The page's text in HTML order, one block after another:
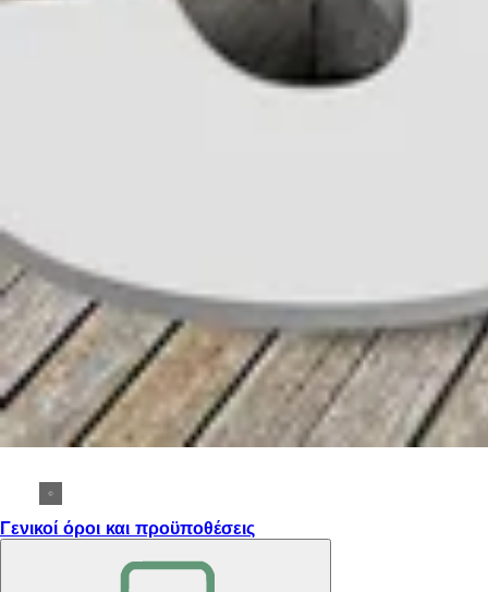
Γενικοί όροι και προϋποθέσεις